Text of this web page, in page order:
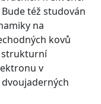
též studován
na
kovů
strukturní
v